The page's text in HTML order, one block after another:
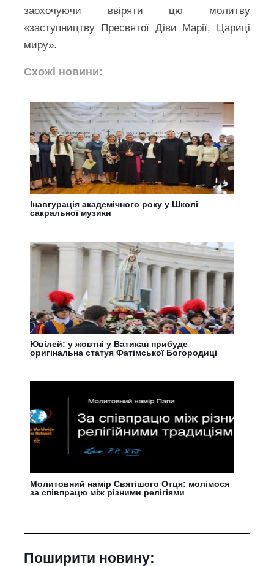
заохочуючи ввіряти цю молитву
«заступництву Пресвятої Діви Марії, Цариці
миру».
Схожі новини:
Інавгурація академічного року у Школі
сакральної музики
Ювілей: у жовтні у Ватикан прибуде
оригінальна статуя Фатімської Богородиці
Молитовний намір Святішого Отця: молімося
за співпрацю між різними релігіями
Поширити новину: